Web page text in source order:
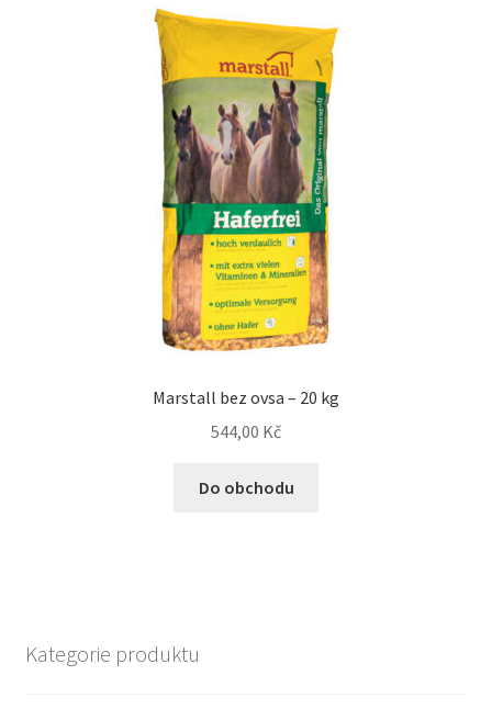
Marstall bez ovsa – 20 kg
544,00 Kč
Do obchodu
Kategorie produktu